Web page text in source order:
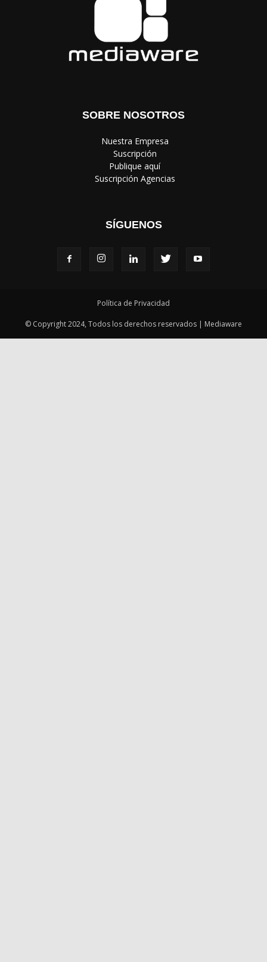
SOBRE NOSOTROS
‎ Nuestra Empresa
‎ Suscripción
‎ Publique aquí
‎ Suscripción Agencias
SÍGUENOS
Política de Privacidad
© Copyright 2024, Todos los derechos reservados | Mediaware